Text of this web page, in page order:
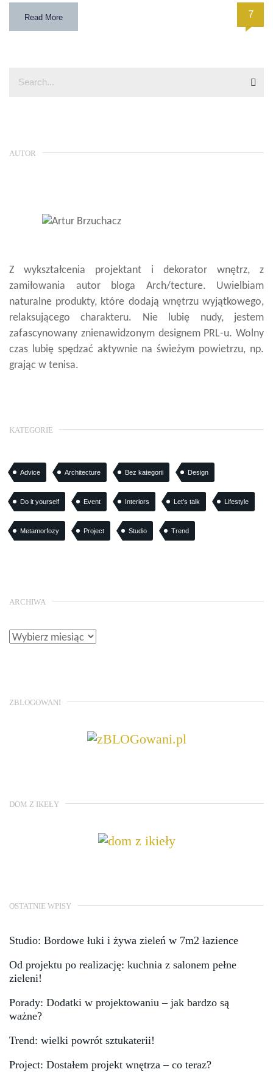
Read More 7
AUTOR
Z wykształcenia projektant i dekorator wnętrz, z
zamiłowania autor bloga Arch/tecture. Uwielbiam
naturalne produkty, które dodają wnętrzu wyjątkowego,
relaksującego charakteru. Nie lubię nudy, jestem
zafascynowany znienawidzonym designem PRL-u. Wolny
czas lubię spędzać aktywnie na świeżym powietrzu, np.
grając w tenisa.
KATEGORIE
Advice Architecture Bez kategorii Design
Do it yourself Event Interiors Let’s talk Lifestyle
Metamorfozy Project Studio Trend
ARCHIWA
ZBLOGOWANI
DOM Z IKEŁY
OSTATNIE WPISY
Studio: Bordowe łuki i żywa zieleń w 7m2 łazience
Od projektu po realizację: kuchnia z salonem pełne
zieleni!
Porady: Dodatki w projektowaniu – jak bardzo są
ważne?
Trend: wielki powrót sztukaterii!
Project: Dostałem projekt wnętrza – co teraz?